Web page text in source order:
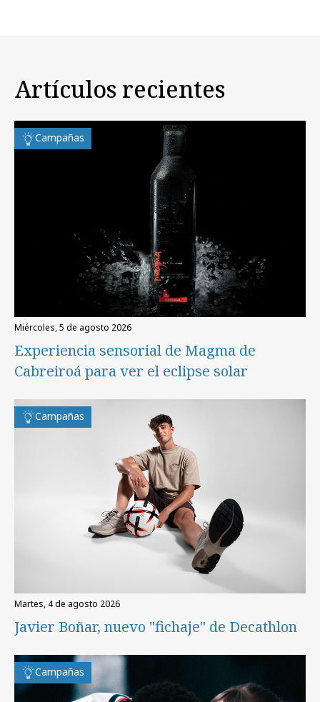
Artículos recientes
Campañas
miércoles, 5 de agosto 2026
Experiencia sensorial de Magma de
Cabreiroá para ver el eclipse solar
Campañas
martes, 4 de agosto 2026
Javier Boñar, nuevo "fichaje" de Decathlon
Campañas